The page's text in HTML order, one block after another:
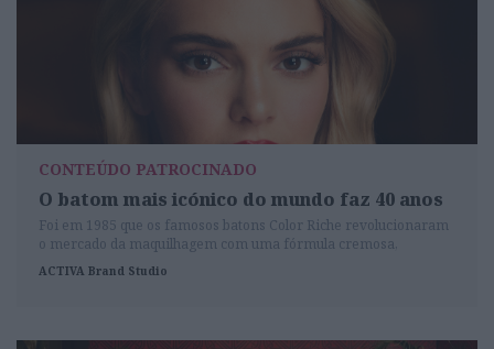
CONTEÚDO PATROCINADO
O batom mais icónico do mundo faz 40 anos
Foi em 1985 que os famosos batons Color Riche revolucionaram
o mercado da maquilhagem com uma fórmula cremosa,
hidratante e altamente pigmentada, numa embalagem luxuosa.
40 anos depois ainda perdura esta herança de uma fórmula
ACTIVA Brand Studio